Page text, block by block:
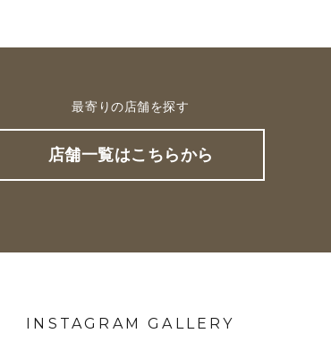
最寄りの店舗を探す
店舗一覧はこちらから
INSTAGRAM GALLERY